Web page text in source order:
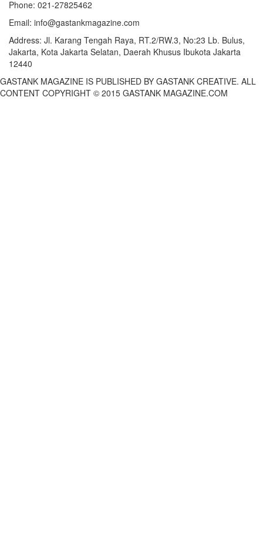
Phone: 021-27825462
Email: info@gastankmagazine.com
Address: Jl. Karang Tengah Raya, RT.2/RW.3, No:23 Lb. Bulus,
Jakarta, Kota Jakarta Selatan, Daerah Khusus Ibukota Jakarta
12440
GASTANK MAGAZINE IS PUBLISHED BY GASTANK CREATIVE. ALL
CONTENT COPYRIGHT © 2015 GASTANK MAGAZINE.COM